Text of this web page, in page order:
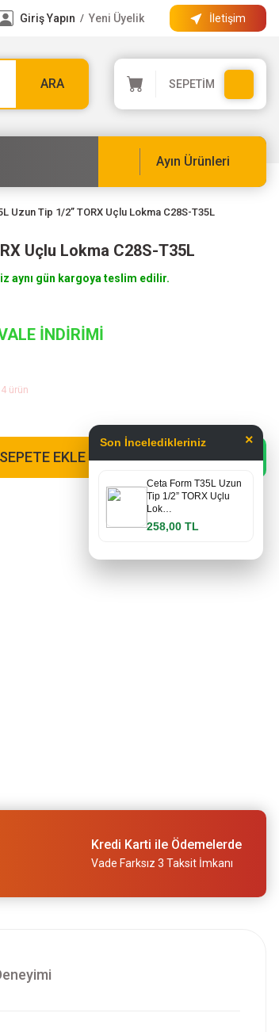
Giriş Yapın / Yeni Üyelik İletişim
ARA SEPETİM
Ayın Ürünleri
Uzun Tip 1/2” TORX Uçlu Lokma C28S-T35L
Uçlu Lokma C28S-T35L
aynı gün kargoya teslim edilir.
İNDİRİMİ
ürün
SEPETE EKLE
Kredi Karti ile Ödemelerde
Vade Farksız 3 Taksit İmkanı
Son İnceledikleriniz ×
Ceta Form T35L Uzun
Tip 1/2” TORX Uçlu
Lok…
258,00 TL